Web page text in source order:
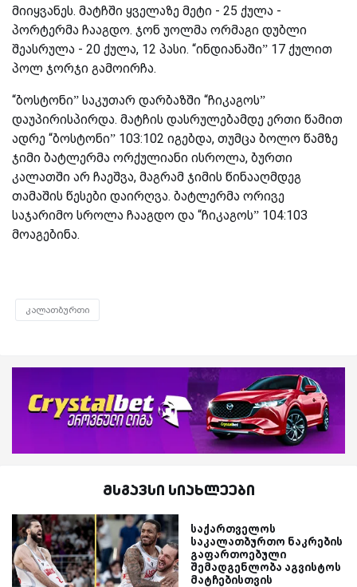
მიიყვანეს. მატჩში ყველაზე მეტი - 25 ქულა -
პორტერმა ჩააგდო. ჯონ უოლმა ორმაგი დუბლი
შეასრულა - 20 ქულა, 12 პასი. “ინდიანაში” 17 ქულით
პოლ ჯორჯი გამოირჩა.
“ბოსტონი” საკუთარ დარბაზში “ჩიკაგოს”
დაუპირისპირდა. მატჩის დასრულებამდე ერთი წამით
ადრე “ბოსტონი” 103:102 იგებდა, თუმცა ბოლო წამზე
ჯიმი ბატლერმა ორქულიანი ისროლა, ბურთი
კალათში არ ჩაეშვა, მაგრამ ჯიმის წინააღმდეგ
თამაშის წესები დაირღვა. ბატლერმა ორივე
საჯარიმო სროლა ჩააგდო და “ჩიკაგოს” 104:103
მოაგებინა.
კალათბურთი
მსგავსი სიახლეები
საქართველოს
საკალათბურთო ნაკრების
გაფართოებული
შემადგენლობა აგვისტოს
მატჩებისთვის